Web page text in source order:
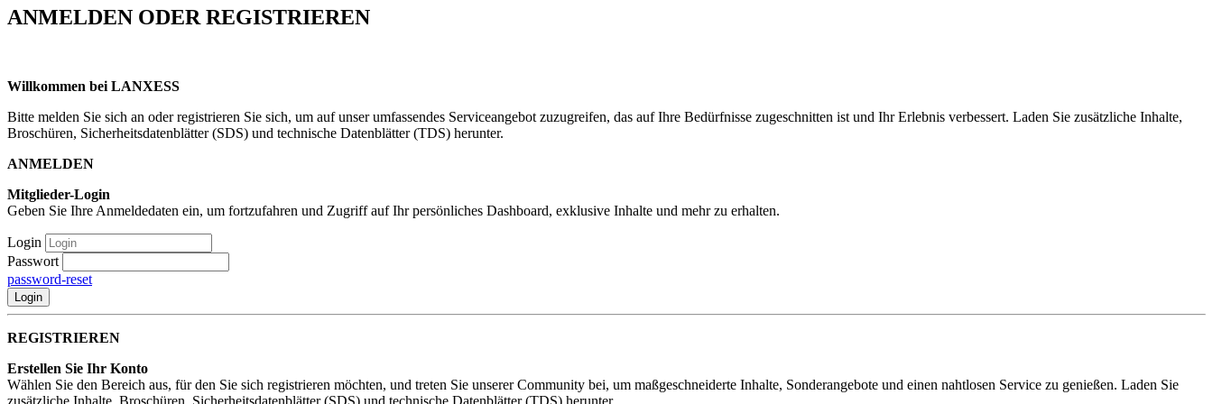
ANMELDEN ODER REGISTRIEREN
Willkommen bei LANXESS
Bitte melden Sie sich an oder registrieren Sie sich, um auf unser umfassendes Serviceangebot zuzugreifen, das auf Ihre Bedürfnisse zugeschnitten ist und Ihr Erlebnis verbessert. Laden Sie zusätzliche Inhalte,
Broschüren, Sicherheitsdatenblätter (SDS) und technische Datenblätter (TDS) herunter.
ANMELDEN
Mitglieder-Login
Geben Sie Ihre Anmeldedaten ein, um fortzufahren und Zugriff auf Ihr persönliches Dashboard, exklusive Inhalte und mehr zu erhalten.
Login
Passwort
password-reset
Login
REGISTRIEREN
Erstellen Sie Ihr Konto
Wählen Sie den Bereich aus, für den Sie sich registrieren möchten, und treten Sie unserer Community bei, um maßgeschneiderte Inhalte, Sonderangebote und einen nahtlosen Service zu genießen. Laden Sie
zusätzliche Inhalte, Broschüren, Sicherheitsdatenblätter (SDS) und technische Datenblätter (TDS) herunter.